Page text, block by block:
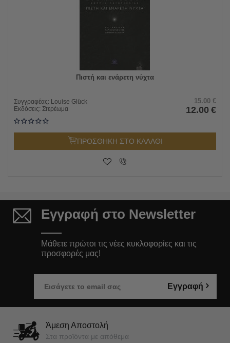
Πιστή και ενάρετη νύχτα
Συγγραφέας: Louise Glück
Εκδόσεις: Στερέωμα
15.00 €
12.00 €
ΠΡΟΣΘΗΚΗ ΣΤΟ ΚΑΛΑΘΙ
Εγγραφή στο Newsletter
Μάθετε πρώτοι τις νέες κυκλοφορίες και τις
προσφορές μας!
Εγγραφή
Άμεση Αποστολή
Στα προϊόντα με απόθεμα